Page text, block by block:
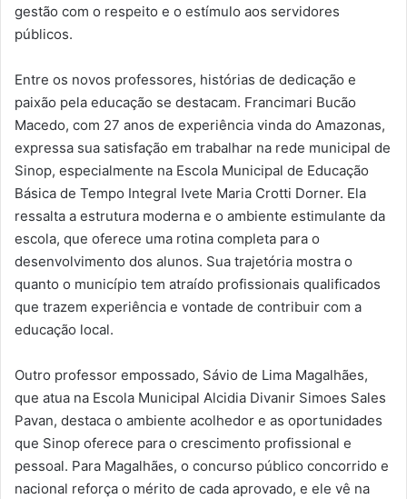
gestão com o respeito e o estímulo aos servidores
públicos.
Entre os novos professores, histórias de dedicação e
paixão pela educação se destacam. Francimari Bucão
Macedo, com 27 anos de experiência vinda do Amazonas,
expressa sua satisfação em trabalhar na rede municipal de
Sinop, especialmente na Escola Municipal de Educação
Básica de Tempo Integral Ivete Maria Crotti Dorner. Ela
ressalta a estrutura moderna e o ambiente estimulante da
escola, que oferece uma rotina completa para o
desenvolvimento dos alunos. Sua trajetória mostra o
quanto o município tem atraído profissionais qualificados
que trazem experiência e vontade de contribuir com a
educação local.
Outro professor empossado, Sávio de Lima Magalhães,
que atua na Escola Municipal Alcidia Divanir Simoes Sales
Pavan, destaca o ambiente acolhedor e as oportunidades
que Sinop oferece para o crescimento profissional e
pessoal. Para Magalhães, o concurso público concorrido e
nacional reforça o mérito de cada aprovado, e ele vê na